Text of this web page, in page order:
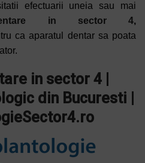
efectuarii uneia sau mai
in sector 4,
ca aparatul dentar sa poata
in sector 4 |
din Bucuresti |